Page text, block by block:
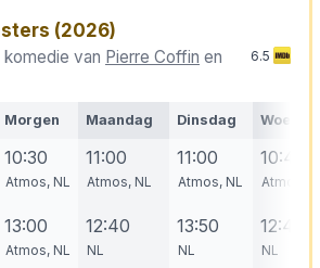
(2026)
van Pierre Coffin en
6.5
Morgen Maandag Dinsdag
10:30
Atmos, NL
13:00
Atmos, NL
11:00
Atmos, NL
12:40
NL
11:00
Atmos, NL
13:50
NL
10:40
Atmos,
12:45
NL